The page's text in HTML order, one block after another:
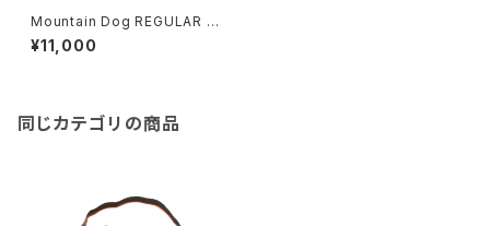
Mountain Dog REGULAR Ve
rsatile Leash マウンテン レギ
ュラー ドッグ ヴァーサタイルリ
¥11,000
同じカテゴリの商品